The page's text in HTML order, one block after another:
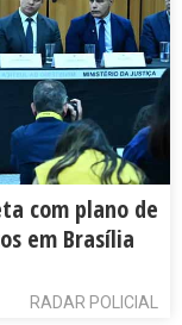
com plano de
em Brasília
RADAR POLICIAL